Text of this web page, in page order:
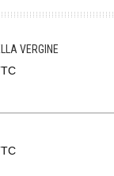
VERGINE